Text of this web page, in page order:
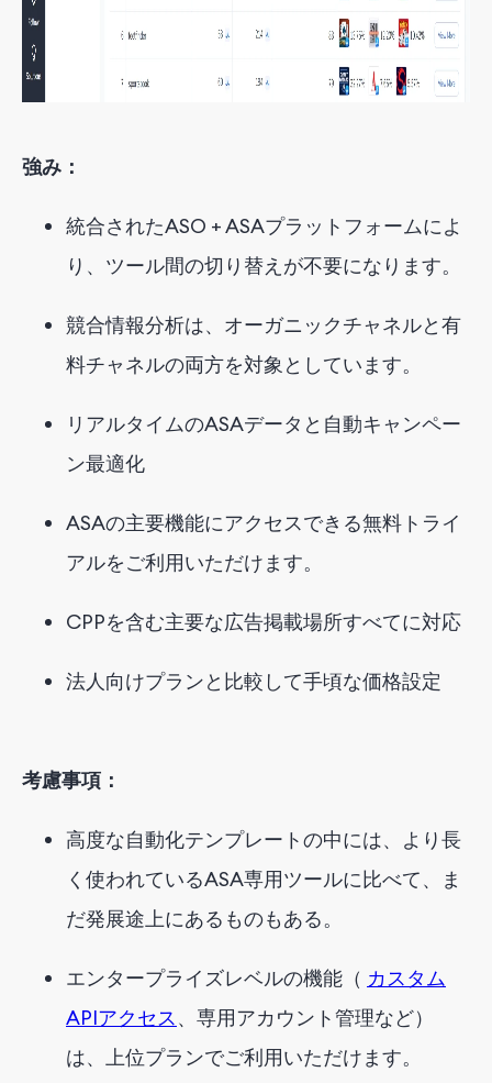
強み：
統合されたASO + ASAプラットフォームによ
り、ツール間の切り替えが不要になります。
競合情報分析は、オーガニックチャネルと有
料チャネルの両方を対象としています。
リアルタイムのASAデータと自動キャンペー
ン最適化
ASAの主要機能にアクセスできる無料トライ
アルをご利用いただけます。
CPPを含む主要な広告掲載場所すべてに対応
法人向けプランと比較して手頃な価格設定
考慮事項：
高度な自動化テンプレートの中には、より長
く使われているASA専用ツールに比べて、ま
だ発展途上にあるものもある。
エンタープライズレベルの機能（ カスタム
APIアクセス、専用アカウント管理など）
は、上位プランでご利用いただけます。